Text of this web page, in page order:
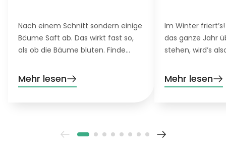
Nach einem Schnitt sondern einige
Bäume Saft ab. Das wirkt fast so,
als ob die Bäume bluten. Finde
sich hat und was du für blutende
Bäume tun kannst.
Mehr lesen
Im Winter
das ganze Jahr
stehen, wird’s
harten Bäume,
Blumen in
Mehr lesen